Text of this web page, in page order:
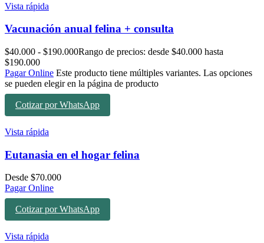
Vista rápida
Vacunación anual felina + consulta
$40.000 - $190.000Rango de precios: desde $40.000 hasta
$190.000
Pagar Online Este producto tiene múltiples variantes. Las opciones
se pueden elegir en la página de producto
Cotizar por WhatsApp
Vista rápida
Eutanasia en el hogar felina
Desde $70.000
Pagar Online
Cotizar por WhatsApp
Vista rápida